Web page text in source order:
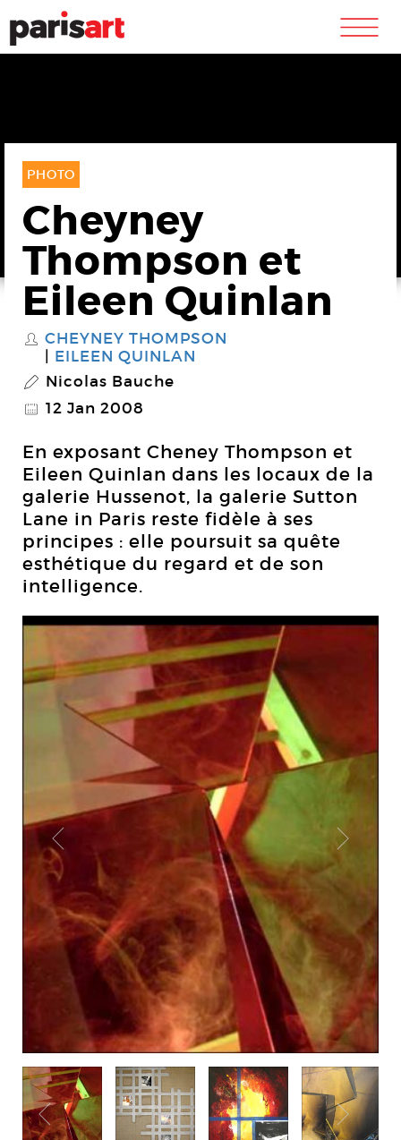
m
PHOTO
Cheyney
Thompson et
Eileen Quinlan
S CHEYNEY THOMPSON
EILEEN QUINLAN
P Nicolas Bauche
@ 12 Jan 2008
En exposant Cheney Thompson et
Eileen Quinlan dans les locaux de la
galerie Hussenot, la galerie Sutton
Lane in Paris reste fidèle à ses
principes : elle poursuit sa quête
esthétique du regard et de son
intelligence.